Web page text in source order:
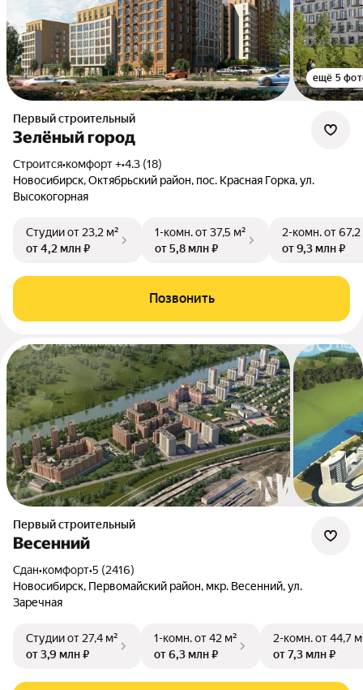
ещё 5
Первый строительный
Зелёный город
Строится•комфорт +•4.3 (18)
Новосибирск, Октябрьский район, пос. Красная Горка, ул.
Высокогорная
Студииот 23,2 м²
от 4,2 млн ₽
1-комн.от 37,5 м²
от 5,8 млн ₽
2-комн.от 67,2
от 9,3 млн ₽
Позвонить
Первый строительный
Весенний
Сдан•комфорт•5 (2416)
Новосибирск, Первомайский район, мкр. Весенний, ул.
Заречная
Студииот 27,4 м²
от 3,9 млн ₽
1-комн.от 42 м²
от 6,3 млн ₽
2-комн.от 44,7
от 7,3 млн ₽